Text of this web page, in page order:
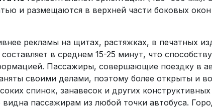
и размещаются в верхней части боковых
рекламы на щитах, растяжках, в печатных
в среднем 15-25 минут, что
Пассажиры, совершающие поездку в
своими делами, поэтому более открыты и
спинок, занавесок и других
пассажирам из любой точки автобуса.